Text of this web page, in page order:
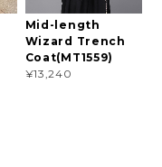
Mid-length
Wizard Trench
Coat(MT1559)
¥13,240